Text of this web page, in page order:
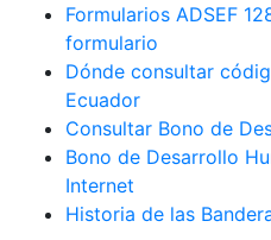
Formularios ADSEF
formulario
Dónde consultar
Ecuador
Consultar Bono de
Bono de Desarrollo
Internet
Historia de las